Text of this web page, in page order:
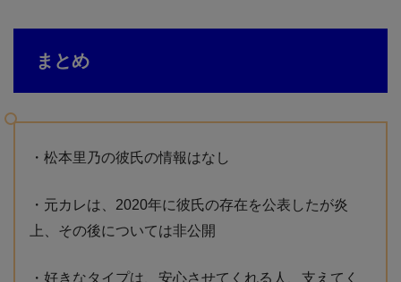
まとめ
・松本里乃の彼氏の情報はなし
・元カレは、2020年に彼氏の存在を公表したが炎
上、その後については非公開
・好きなタイプは、安心させてくれる人、支えてく